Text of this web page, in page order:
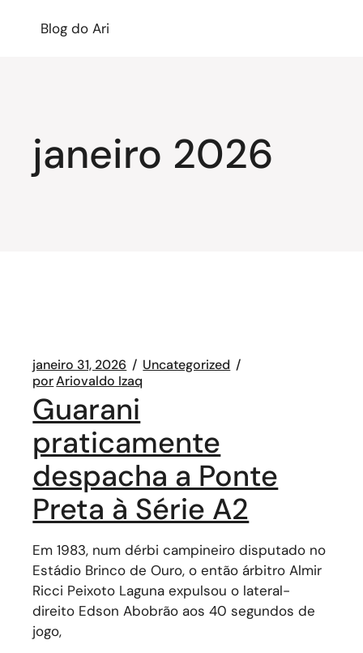
Blog do Ari
janeiro 2026
janeiro 31, 2026
Uncategorized
porAriovaldo Izaq
Guarani
praticamente
despacha a Ponte
Preta à Série A2
Em 1983, num dérbi campineiro disputado no
Estádio Brinco de Ouro, o então árbitro Almir
Ricci Peixoto Laguna expulsou o lateral-
direito Edson Abobrão aos 40 segundos de
jogo,